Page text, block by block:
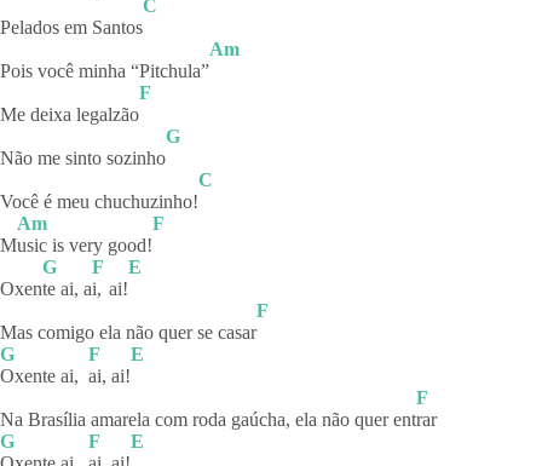
Pelados em Santos
C
Pois você minha “Pitchula”
Am
Me deixa legalzão
F
Não me sinto sozinho
G
Você é meu chuchuzinho!
C
M
Am
usic is very good!
F
Oxen
G
te ai, a
F
i, ai!
E
Mas comigo ela não quer se casar
F
G
Oxente ai,
F
ai, ai!
E
Na Brasília amarela com roda gaúcha, ela não quer ent
F
rar
G
F
E